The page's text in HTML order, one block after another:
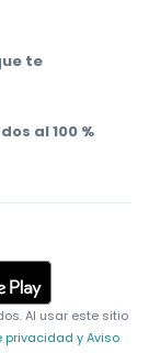
te
al 100 %
Al usar este sitio
privacidad y Aviso